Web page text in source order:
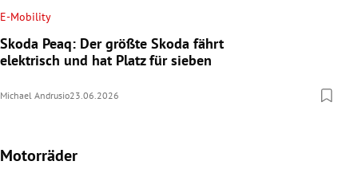
E-Mobility
Skoda Peaq: Der größte Skoda fährt
elektrisch und hat Platz für sieben
Michael Andrusio23.06.2026
Motorräder